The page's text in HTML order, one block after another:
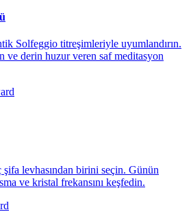
Solfeggio titreşimleriyle uyumlandırın.
ve derin huzur veren saf meditasyon
levhasından birini seçin. Günün
ve kristal frekansını keşfedin.